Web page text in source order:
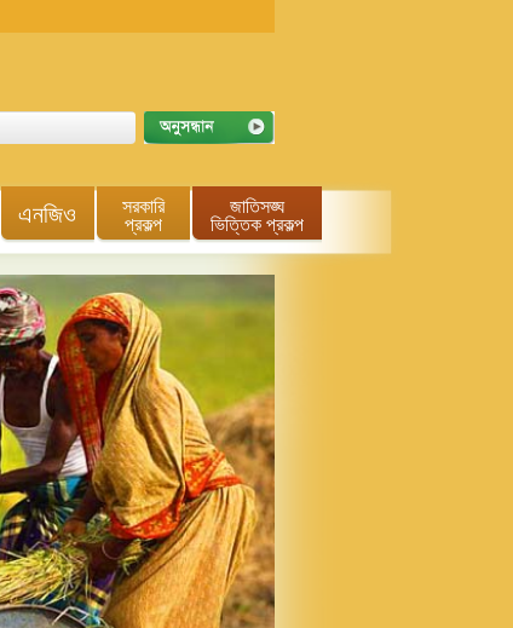
এনজিও
সরকারি
প্রকল্প
জাতিসঙ্ঘ
ভিত্তিক প্রকল্প